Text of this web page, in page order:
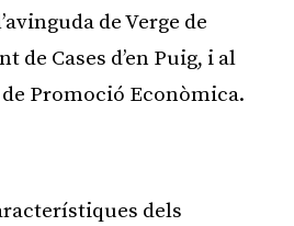
de Verge de
de Cases d’en Puig, i al
Promoció Econòmica.
dels